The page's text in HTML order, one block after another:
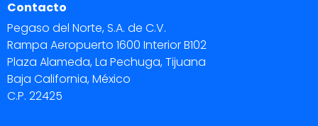
Contacto
Pegaso del Norte, S.A. de C.V.
Rampa Aeropuerto 1600 Interior B102
Plaza Alameda, La Pechuga, Tijuana
Baja California, México
C.P. 22425